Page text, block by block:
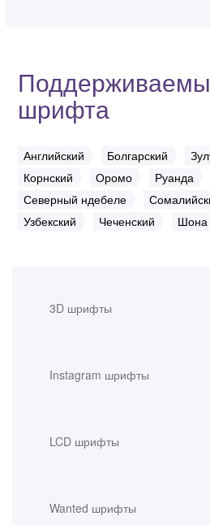
3D шрифты
Instagram шрифты
LCD шрифты
Wanted шрифты
шрифта
Английский Болгарский
Корнский
Оромо Руанда
Северный ндебеле
Узбекский
Чеченский Шона